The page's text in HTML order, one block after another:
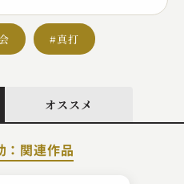
#真打
オススメ
：関連作品